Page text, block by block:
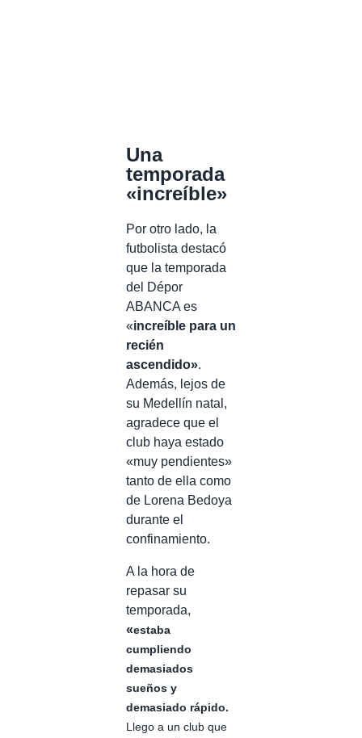
Una
temporada
«increíble»
Por otro lado, la
futbolista destacó
que la temporada
del Dépor
ABANCA es
«increíble para un
recién
ascendido».
Además, lejos de
su Medellín natal,
agradece que el
club haya estado
«muy pendientes»
tanto de ella como
de Lorena Bedoya
durante el
confinamiento.
A la hora de
repasar su
temporada,
«estaba
cumpliendo
demasiados
sueños y
demasiado rápido.
Llego a un club que